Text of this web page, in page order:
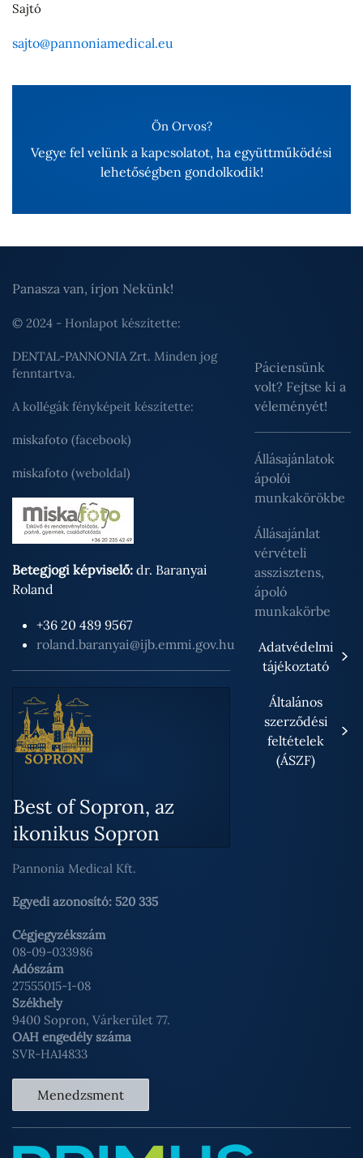
Sajtó
sajto@pannoniamedical.eu
Ön Orvos?
Vegye fel velünk a kapcsolatot, ha együttműködési
lehetőségben gondolkodik!
Panasza van, írjon Nekünk!
© 2024 - Honlapot készítette:
DENTAL-PANNONIA Zrt. Minden jog
fenntartva.
A kollégák fényképeit készítette:
miskafoto (facebook)
miskafoto (weboldal)
Betegjogi képviselő: dr. Baranyai
Roland
+36 20 489 9567
roland.baranyai@ijb.emmi.gov.hu
Best of Sopron, az
ikonikus Sopron
Páciensünk
volt? Fejtse ki a
véleményét!
Állásajánlatok
ápolói
munkakörökbe
Állásajánlat
vérvételi
asszisztens,
ápoló
munkakörbe
Adatvédelmi
tájékoztató
Általános
szerződési
feltételek
(ÁSZF)
Pannonia Medical Kft.
Egyedi azonosító: 520 335
Cégjegyzékszám
08-09-033986
Adószám
27555015-1-08
Székhely
9400 Sopron, Várkerület 77.
OAH engedély száma
SVR-HA14833
Menedzsment